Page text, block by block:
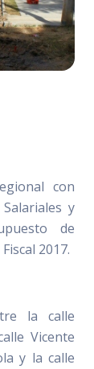
con
y
de
2017.
la calle
Vicente
y la calle